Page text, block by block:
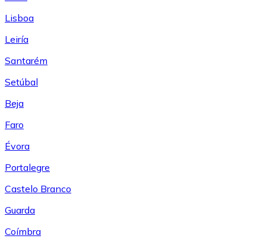
Lisboa
Leiría
Santarém
Setúbal
Beja
Faro
Évora
Portalegre
Castelo Branco
Guarda
Coímbra